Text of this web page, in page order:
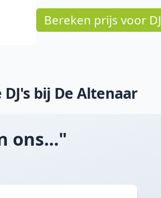
Bereken prijs voor DJ
bij De Altenaar
ons..."